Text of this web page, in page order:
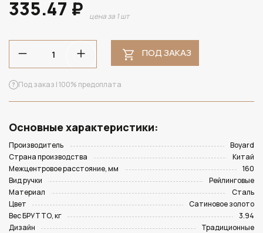
335.47 ₽ цена за 1 шт
ПОД ЗАКАЗ
Под заказ | 100% предоплата
Основные характеристики:
Производитель
Boyard
Страна производства
Китай
Межцентровое расстояние, мм
160
Вид ручки
Рейлинговые
Материал
Сталь
Цвет
Сатиновое золото
Вес БРУТТО, кг
3.94
Дизайн
Традиционные